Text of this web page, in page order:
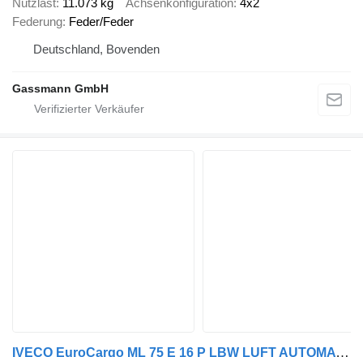
Nutzlast 11.073 kg Achsenkonfiguration 4x2
Federung Feder/Feder
Deutschland, Bovenden
Gassmann GmbH
IVECO EuroCargo ML 75 E 16 P LBW LUFT AUTOMATIK COC EU